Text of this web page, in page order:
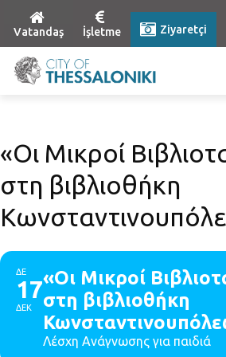
Vatandaş İşletme Ziyaretçi
«Οι Μικροί
στη βιβλιοθήκη
ΔΕ
17
ΔΕΚ
«Οι Μικροί
στη βιβλιοθήκη
Λέσχη Ανάγνωσης για παιδιά